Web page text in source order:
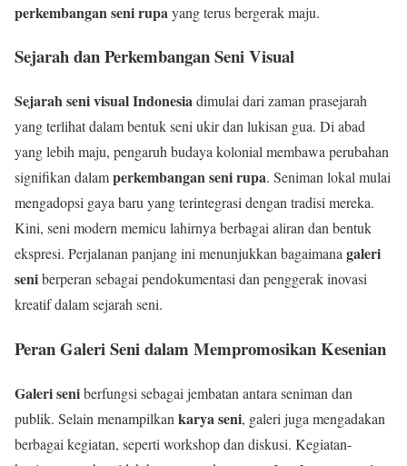
perkembangan seni rupayang terus bergerak maju.
Sejarah dan Perkembangan Seni Visual
Sejarah seni visual Indonesiadimulai dari zaman prasejarah
yang terlihat dalam bentuk seni ukir dan lukisan gua. Di abad
yang lebih maju, pengaruh budaya kolonial membawa perubahan
signifikan dalamperkembangan seni rupa. Seniman lokal mulai
mengadopsi gaya baru yang terintegrasi dengan tradisi mereka.
Kini, seni modern memicu lahirnya berbagai aliran dan bentuk
ekspresi. Perjalanan panjang ini menunjukkan bagaimana galeri
seniberperan sebagai pendokumentasi dan penggerak inovasi
kreatif dalam sejarah seni.
Peran Galeri Seni dalam Mempromosikan Kesenian
Galeri seniberfungsi sebagai jembatan antara seniman dan
publik. Selain menampilkan karya seni, galeri juga mengadakan
berbagai kegiatan, seperti workshop dan diskusi. Kegiatan-